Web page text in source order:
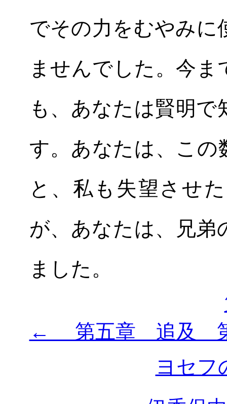
でその力をむやみに
ませんでした。今
も、あなたは賢明
す。あなたは、この
と、私も失望させ
が、あなたは、兄弟
ました。
← 第五章 追及
ヨセフ